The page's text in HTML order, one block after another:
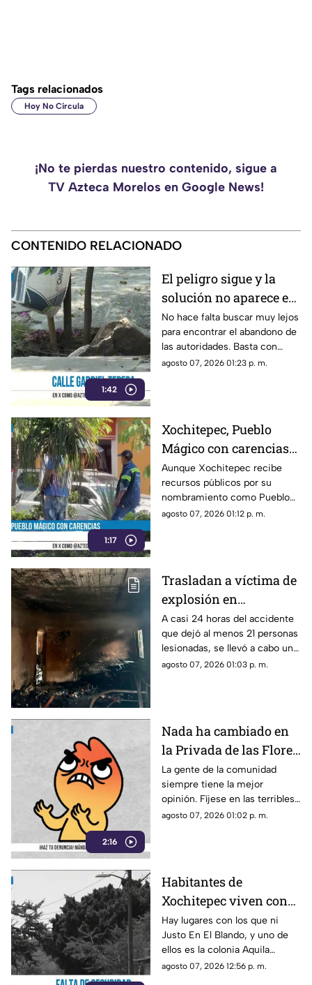
Tags relacionados
Hoy No Circula
¡No te pierdas nuestro contenido, sigue a
TV Azteca Morelos en Google News!
CONTENIDO RELACIONADO
1:42
El peligro sigue y la
solución no aparece en
el municipio de
Yautepec
No hace falta buscar muy lejos
para encontrar el abandono de
las autoridades. Basta con
recorrer la calle Gabriel Tepepa
agosto 07, 2026 01:23 p. m.
1:17
Xochitepec, Pueblo
Mágico con carencias
en la zona Centro
Aunque Xochitepec recibe
recursos públicos por su
nombramiento como Pueblo
Mágico, en el primer cuadro
agosto 07, 2026 01:12 p. m.
Trasladan a víctima de
explosión en
Cuernavaca a hospital
especializado
A casi 24 horas del accidente
que dejó al menos 21 personas
lesionadas, se llevó a cabo un
traslado aéreo de una de las
agosto 07, 2026 01:03 p. m.
2:16
Nada ha cambiado en
la Privada de las Flores
de Tepoztlán,
ciudadanos viven sin
pavimento ni drenaje
La gente de la comunidad
siempre tiene la mejor
opinión. Fíjese en las terribles
condiciones en las que viven
agosto 07, 2026 01:02 p. m.
Habitantes de
Xochitepec viven con
miedo ante la falta de
alumbrado público
Hay lugares con los que ni
Justo En El Blando, y uno de
ellos es la colonia Aquila
Tercera Sección de
agosto 07, 2026 12:56 p. m.